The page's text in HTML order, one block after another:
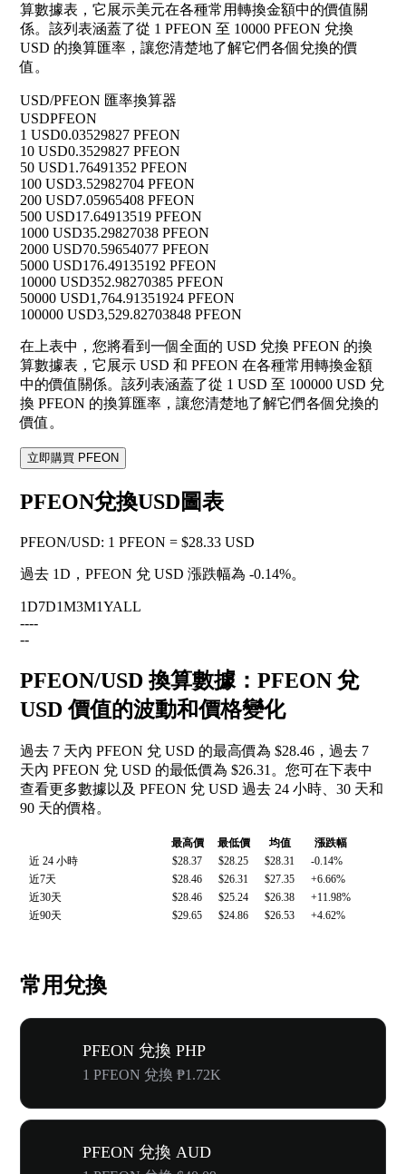
算數據表，它展示美元在各種常用轉換金額中的價值關
係。該列表涵蓋了從 1 PFEON 至 10000 PFEON 兌換
USD 的換算匯率，讓您清楚地了解它們各個兌換的價
值。
USD/PFEON 匯率換算器
USDPFEON
1 USD0.03529827 PFEON
10 USD0.3529827 PFEON
50 USD1.76491352 PFEON
100 USD3.52982704 PFEON
200 USD7.05965408 PFEON
500 USD17.64913519 PFEON
1000 USD35.29827038 PFEON
2000 USD70.59654077 PFEON
5000 USD176.49135192 PFEON
10000 USD352.98270385 PFEON
50000 USD1,764.91351924 PFEON
100000 USD3,529.82703848 PFEON
在上表中，您將看到一個全面的 USD 兌換 PFEON 的換
算數據表，它展示 USD 和 PFEON 在各種常用轉換金額
中的價值關係。該列表涵蓋了從 1 USD 至 100000 USD 兌
換 PFEON 的換算匯率，讓您清楚地了解它們各個兌換的
價值。
立即購買 PFEON
PFEON兌換USD圖表
PFEON/USD: 1 PFEON = $28.33 USD
過去 1D，PFEON 兌 USD 漲跌幅為 -0.14%。
1D7D1M3M1YALL
----
--
PFEON/USD 換算數據：PFEON 兌
USD 價值的波動和價格變化
過去 7 天內 PFEON 兌 USD 的最高價為 $28.46，過去 7
天內 PFEON 兌 USD 的最低價為 $26.31。您可在下表中
查看更多數據以及 PFEON 兌 USD 過去 24 小時、30 天和
90 天的價格。
最高價 最低價 均值
漲跌幅
近 24 小時
$28.37 $28.25 $28.31
-0.14%
近7天
$28.46 $26.31 $27.35
+6.66%
近30天
$28.46 $25.24 $26.38
+11.98%
近90天
$29.65 $24.86 $26.53 +4.62%
常用兌換
PFEON 兌換 PHP
1 PFEON 兌換 ₱1.72K
PFEON 兌換 AUD